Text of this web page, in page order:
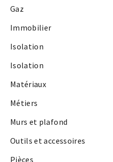
Gaz
Immobilier
Isolation
Isolation
Matériaux
Métiers
Murs et plafond
Outils et accessoires
Pièces